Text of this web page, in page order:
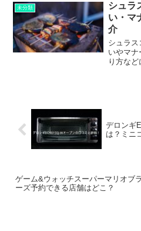
未分類
シュラ
い・マ
介
シュラス
いやマナ
り方など
デロンギ
は？ミニ
ゲーム&ウォッチスーパーマリオブ
ーズ予約できる店舗はどこ？